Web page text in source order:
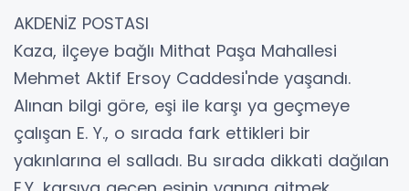
AKDENİZ POSTASI
Kaza, ilçeye bağlı Mithat Paşa Mahallesi
Mehmet Aktif Ersoy Caddesi'nde yaşandı.
Alınan bilgi göre, eşi ile karşı ya geçmeye
çalışan E. Y., o sırada fark ettikleri bir
yakınlarına el salladı. Bu sırada dikkati dağılan